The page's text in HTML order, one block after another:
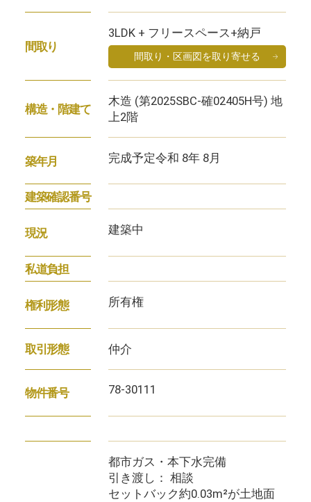
間取り
3LDK + フリースペース+納戸
間取り・区画図を取り寄せる
構造・階建て
木造 (第2025SBC-確02405H号) 地
上2階
築年月 完成予定令和 8年 8月
建築確認番号
現況 建築中
私道負担
権利形態 所有権
取引形態 仲介
物件番号 78-30111
都市ガス・本下水完備
引き渡し： 相談
セットバック約0.03m²が土地面